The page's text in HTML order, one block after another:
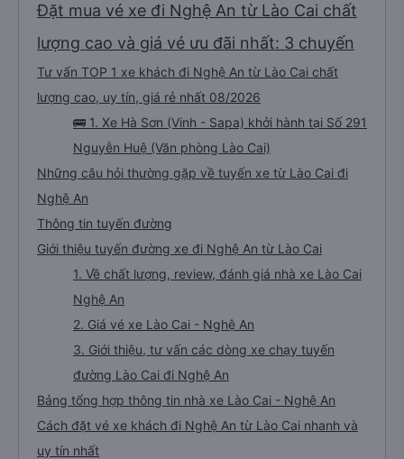
Đặt mua vé xe đi Nghệ An từ Lào Cai chất
lượng cao và giá vé ưu đãi nhất: 3 chuyến
Tư vấn TOP 1 xe khách đi Nghệ An từ Lào Cai chất
lượng cao, uy tín, giá rẻ nhất 08/2026
🚌 1. Xe Hà Sơn (Vinh - Sapa) khởi hành tại Số 291
Nguyễn Huệ (Văn phòng Lào Cai)
Những câu hỏi thường gặp về tuyến xe từ Lào Cai đi
Nghệ An
Thông tin tuyến đường
Giới thiệu tuyến đường xe đi Nghệ An từ Lào Cai
1. Về chất lượng, review, đánh giá nhà xe Lào Cai
Nghệ An
2. Giá vé xe Lào Cai - Nghệ An
3. Giới thiệu, tư vấn các dòng xe chạy tuyến
đường Lào Cai đi Nghệ An
Bảng tổng hợp thông tin nhà xe Lào Cai - Nghệ An
Cách đặt vé xe khách đi Nghệ An từ Lào Cai nhanh và
uy tín nhất